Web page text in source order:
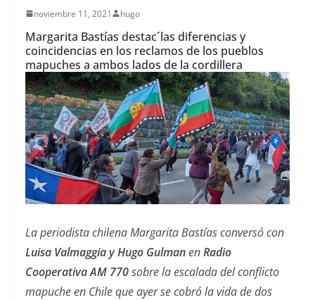
noviembre 11, 2021 hugo
Margarita Bastías destac´las diferencias y
coincidencias en los reclamos de los pueblos
mapuches a ambos lados de la cordillera
La periodista chilena Margarita Bastías conversó con
Luisa Valmaggia y Hugo GulmanenRadio
Cooperativa AM 770sobre la escalada del conflicto
mapuche en Chile que ayer se cobró la vida de dos